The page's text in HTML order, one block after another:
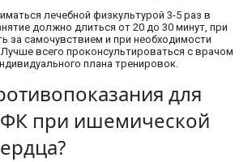
лечебной физкультурой 3-5 раз в
должно длиться от 20 до 30 минут, при
за самочувствием и при необходимости
всего проконсультироваться с врачом
плана тренировок.
для
при ишемической